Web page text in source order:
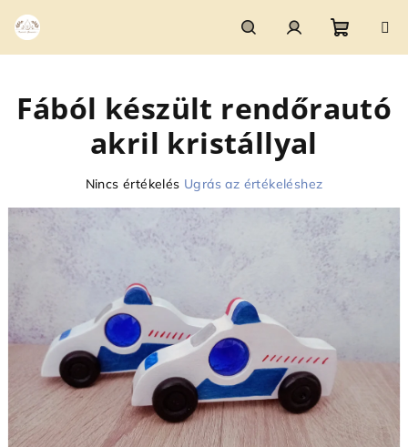
KeresésBejelentkezés
Kosár
Fából készült rendőrautó
akril kristállyal
A
átlagos
ből
csillag.
Nincs értékelés Ugrás az értékeléshez